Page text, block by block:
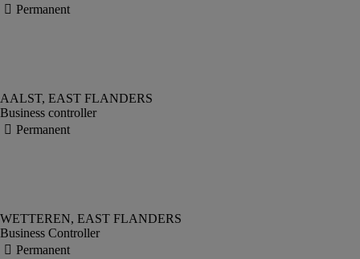
Business controller
Business Controller